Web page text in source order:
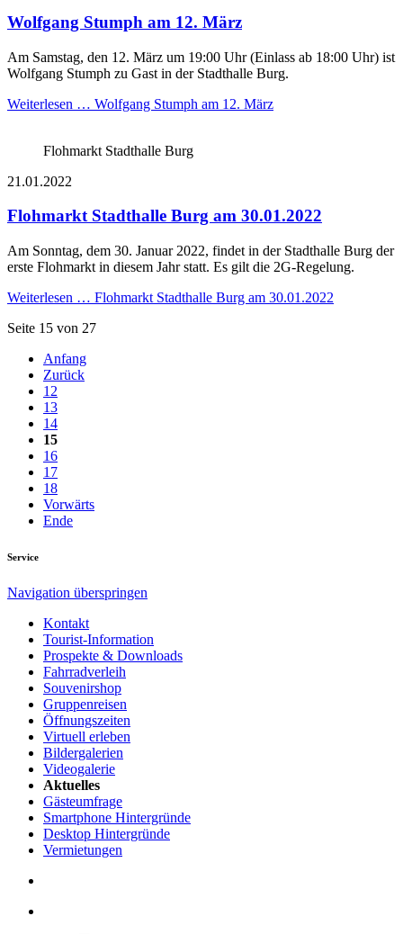
Wolfgang Stumph am 12. März
Am Samstag, den 12. März um 19:00 Uhr (Einlass ab 18:00 Uhr) ist
Wolfgang Stumph zu Gast in der Stadthalle Burg.
Weiterlesen … Wolfgang Stumph am 12. März
Flohmarkt Stadthalle Burg
21.01.2022
Flohmarkt Stadthalle Burg am 30.01.2022
Am Sonntag, dem 30. Januar 2022, findet in der Stadthalle Burg der
erste Flohmarkt in diesem Jahr statt. Es gilt die 2G-Regelung.
Weiterlesen … Flohmarkt Stadthalle Burg am 30.01.2022
Seite 15 von 27
Anfang
Zurück
12
13
14
15
16
17
18
Vorwärts
Ende
Service
Navigation überspringen
Kontakt
Tourist-Information
Prospekte & Downloads
Fahrradverleih
Souvenirshop
Gruppenreisen
Öffnungszeiten
Virtuell erleben
Bildergalerien
Videogalerie
Aktuelles
Gästeumfrage
Smartphone Hintergründe
Desktop Hintergründe
Vermietungen